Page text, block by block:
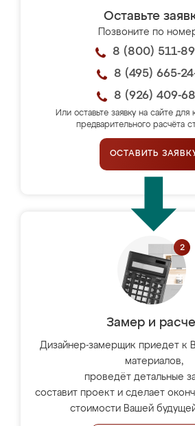
Оставьте
Позвоните по
8 (800) 511-
8 (495) 665-
8 (926) 409-
Или оставьте заявку на сайте для
предварительного расчёта
ОСТАВИТЬ
Замер и
Дизайнер-замерщик приедет к
материалов,
проведёт детальные
составит проект и сделает
стоимости Вашей